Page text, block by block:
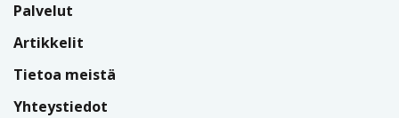
Palvelut
Artikkelit
Tietoa meistä
Yhteystiedot